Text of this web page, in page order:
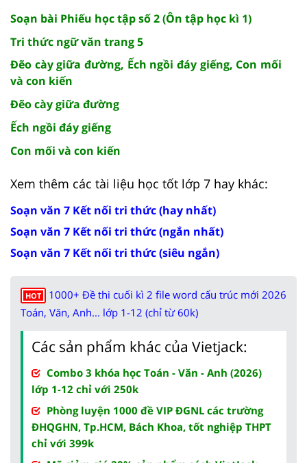
Soạn bài Phiếu học tập số 2 (Ôn tập học kì 1)
Tri thức ngữ văn trang 5
Đẽo cày giữa đường, Ếch ngồi đáy giếng, Con mối
và con kiến
Đẽo cày giữa đường
Ếch ngồi đáy giếng
Con mối và con kiến
Xem thêm các tài liệu học tốt lớp 7 hay khác:
Soạn văn 7 Kết nối tri thức (hay nhất)
Soạn văn 7 Kết nối tri thức (ngắn nhất)
Soạn văn 7 Kết nối tri thức (siêu ngắn)
HOT
1000+ Đề thi cuối kì 2 file word cấu trúc mới 2026
Toán, Văn, Anh... lớp 1-12 (chỉ từ 60k)
Các sản phẩm khác của Vietjack:
Combo 3 khóa học Toán - Văn - Anh (2026)
lớp 1-12 chỉ với 250k
Phòng luyện 1000 đề VIP ĐGNL các trường
ĐHQGHN, Tp.HCM, Bách Khoa, tốt nghiệp THPT
chỉ với 399k